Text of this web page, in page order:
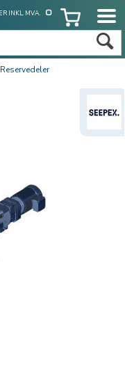
INKL. MVA.
Reservedeler